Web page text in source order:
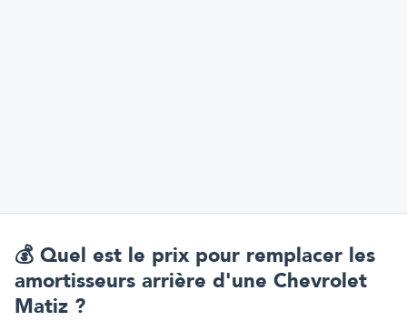
💰 Quel est le prix pour remplacer les
amortisseurs arrière d'une Chevrolet
Matiz ?